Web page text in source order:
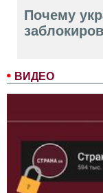
ВИДЕО
Почему